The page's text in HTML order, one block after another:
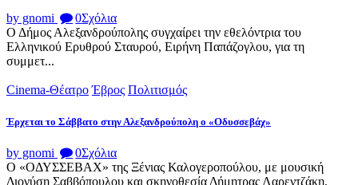
by gnomi 0Σχόλια
Ο Δήμος Αλεξανδρούπολης συγχαίρει την εθελόντρια του
Ελληνικού Ερυθρού Σταυρού, Ειρήνη Παπάζογλου, για τη
συμμετ...
Cinema-Θέατρο Έβρος Πολιτισμός
Έρχεται το Σάββατο στην Αλεξανδρούπολη ο «Οδυσσεβάχ»
by gnomi 0Σχόλια
Ο «ΟΔΥΣΣΕΒΑΧ» της Ξένιας Καλογεροπούλου, με μουσική
Διονύση Σαββόπουλου και σκηνοθεσία Δήμητρας Λαρεντζάκη,